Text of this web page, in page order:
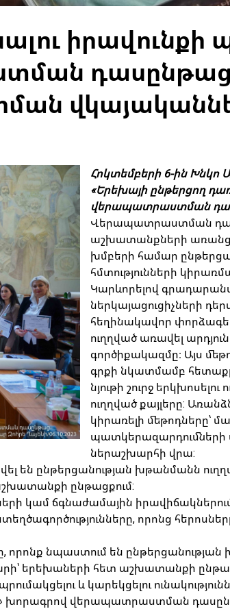
Հոկտեմբերի 6-ին
«Երեխայի ընթերցող
վերապատրաստման
Վերապատրաստման
աշխատանքների
խմբերի համար
հմտությունների
Կարևորելով
ներկայացուցիչների
հեղինակավոր
ուղղված առավել
գործիքակազմը։ Այս
գրքի նկատմամբ
նյութի շուրջ
ուղղված քայլերը:
կիրառելի մեթոդները՝
պատկերազարդումների
ներաշխարհի վրա:
են ընթերցանության խթանմանն
ընթացքում:
կամ ճգնաժամային իրավիճակներում
որոնց
որոնք նպաստում են
երեխաների հետ աշխատանքի
և կարեկցելու
խորագրով վերապատրաստման